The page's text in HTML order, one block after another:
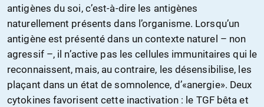
antigènes du soi, c’est-à-dire les antigènes
naturellement présents dans l’organisme. Lorsqu’un
antigène est présenté dans un contexte naturel – non
agressif –, il n’active pas les cellules immunitaires qui le
reconnaissent, mais, au contraire, les désensibilise, les
plaçant dans un état de somnolence, d’«anergie». Deux
cytokines favorisent cette inactivation : le TGF bêta et